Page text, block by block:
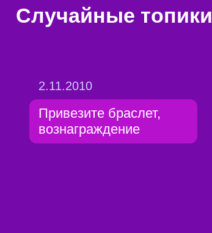
Случайные топики
2.11.2010
Привезите браслет,
вознаграждение